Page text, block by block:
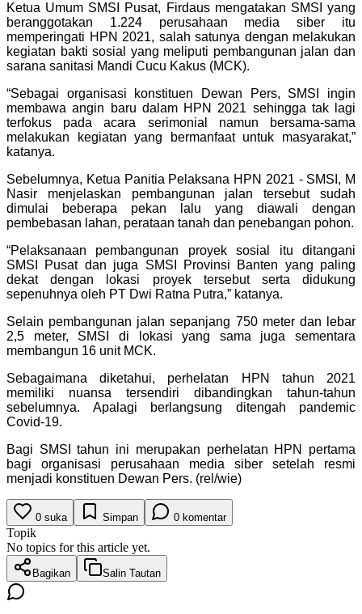
Ketua Umum SMSI Pusat, Firdaus mengatakan SMSI yang
beranggotakan 1.224 perusahaan media siber itu
memperingati HPN 2021, salah satunya dengan melakukan
kegiatan bakti sosial yang meliputi pembangunan jalan dan
sarana sanitasi Mandi Cucu Kakus (MCK).
“Sebagai organisasi konstituen Dewan Pers, SMSI ingin
membawa angin baru dalam HPN 2021 sehingga tak lagi
terfokus pada acara serimonial namun bersama-sama
melakukan kegiatan yang bermanfaat untuk masyarakat,”
katanya.
Sebelumnya, Ketua Panitia Pelaksana HPN 2021 - SMSI, M
Nasir menjelaskan pembangunan jalan tersebut sudah
dimulai beberapa pekan lalu yang diawali dengan
pembebasan lahan, perataan tanah dan penebangan pohon.
“Pelaksanaan pembangunan proyek sosial itu ditangani
SMSI Pusat dan juga SMSI Provinsi Banten yang paling
dekat dengan lokasi proyek tersebut serta didukung
sepenuhnya oleh PT Dwi Ratna Putra,” katanya.
Selain pembangunan jalan sepanjang 750 meter dan lebar
2,5 meter, SMSI di lokasi yang sama juga sementara
membangun 16 unit MCK.
Sebagaimana diketahui, perhelatan HPN tahun 2021
memiliki nuansa tersendiri dibandingkan tahun-tahun
sebelumnya. Apalagi berlangsung ditengah pandemic
Covid-19.
Bagi SMSI tahun ini merupakan perhelatan HPN pertama
bagi organisasi perusahaan media siber setelah resmi
menjadi konstituen Dewan Pers. (rel/wie)
0 suka Simpan 0 komentar
Topik
No topics for this article yet.
Bagikan Salin Tautan